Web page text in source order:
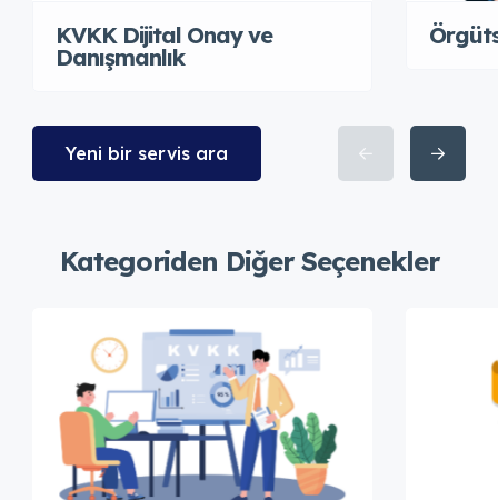
KVKK Dijital Onay ve
Danışmanlık
Yeni bir servis ara
Kategoriden Diğer Seçenekler